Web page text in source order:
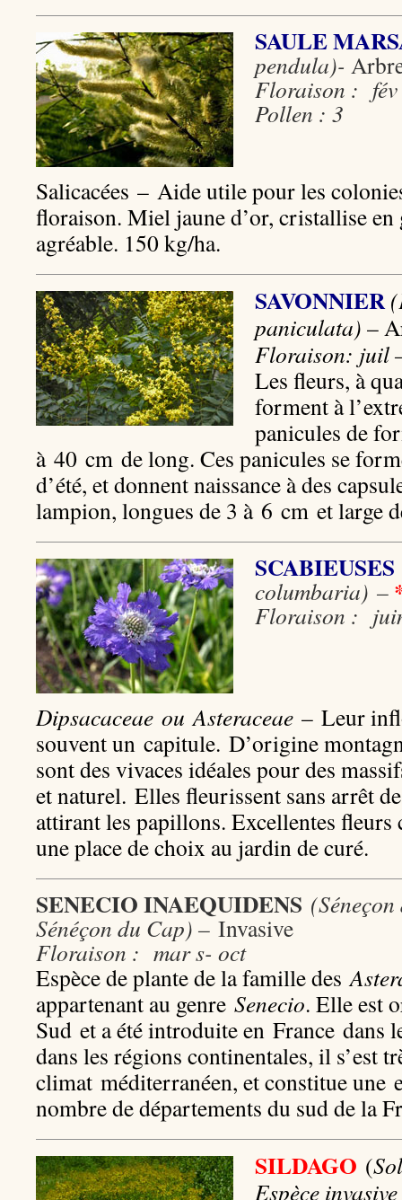
SAULE
pendula)-
Floraison :
Pollen : 3
Salicacées – Aide utile pour les
floraison. Miel jaune d’or, cristallise
agréable. 150 kg/ha.
SAVONNIER
paniculata) –
Floraison: juil
Les fleurs, à
forment à
panicules de
à 40 cm de long. Ces panicules se
d’été, et donnent naissance à des
lampion, longues de 3 à 6 cm et large
SCABIEUSES
columbaria) –
Floraison :
Dipsacaceae ouAsteraceae – Leur
souvent un capitule. D’origine
sont des vivaces idéales pour des
et naturel. Elles fleurissent sans arrêt
attirant les papillons. Excellentes fleurs
une place de choix au jardin de curé.
SENECIO INAEQUIDENS
Sénéçon du Cap) – Invasive
Floraison : mar s- oct
Espèce de plante de la famille des
appartenant au genre Senecio. Elle est
Sud et a été introduite en France dans
dans les régions continentales, il s’est
climat méditerranéen, et constitue une
nombre de départements du sud de la
SILDAGO (
Espèce